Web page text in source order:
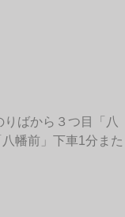
ばから３つ目「八
幡前」下車1分また